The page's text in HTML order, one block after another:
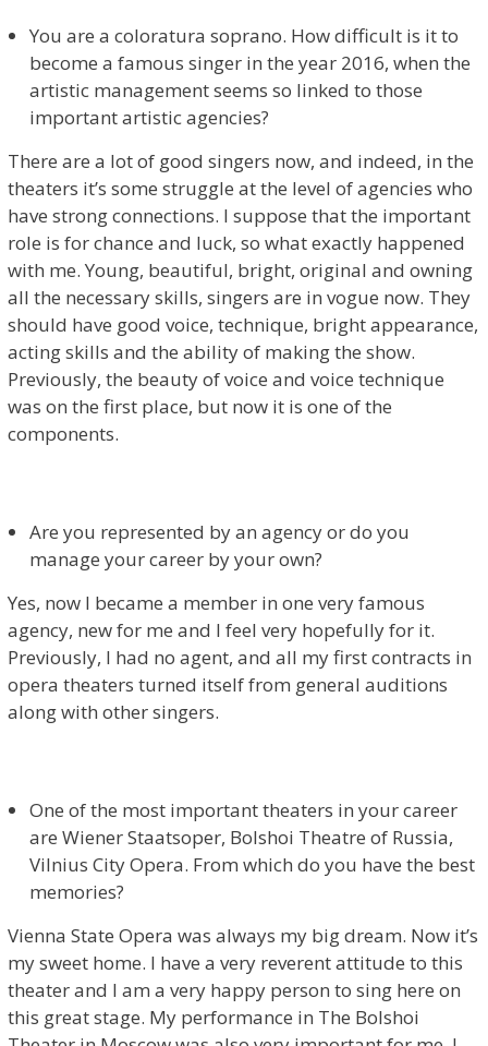
You are a coloratura soprano. How difficult is it to
become a famous singer in the year 2016, when the
artistic management seems so linked to those
important artistic agencies?
There are a lot of good singers now, and indeed, in the
theaters it’s some struggle at the level of agencies who
have strong connections. I suppose that the important
role is for chance and luck, so what exactly happened
with me. Young, beautiful, bright, original and owning
all the necessary skills, singers are in vogue now. They
should have good voice, technique, bright appearance,
acting skills and the ability of making the show.
Previously, the beauty of voice and voice technique
was on the first place, but now it is one of the
components.
Are you represented by an agency or do you
manage your career by your own?
Yes, now I became a member in one very famous
agency, new for me and I feel very hopefully for it.
Previously, I had no agent, and all my first contracts in
opera theaters turned itself from general auditions
along with other singers.
One of the most important theaters in your career
are Wiener Staatsoper, Bolshoi Theatre of Russia,
Vilnius City Opera. From which do you have the best
memories?
Vienna State Opera was always my big dream. Now it’s
my sweet home. I have a very reverent attitude to this
theater and I am a very happy person to sing here on
this great stage. My performance in The Bolshoi